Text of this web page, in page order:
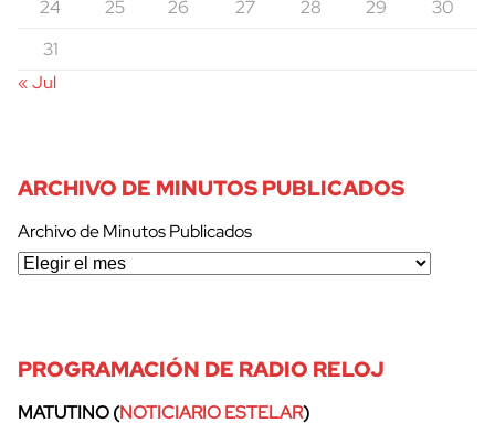
24
25 26 27 28 29
30
31
« Jul
ARCHIVO DE MINUTOS PUBLICADOS
Archivo de Minutos Publicados
PROGRAMACIÓN DE RADIO RELOJ
MATUTINO (NOTICIARIO ESTELAR)